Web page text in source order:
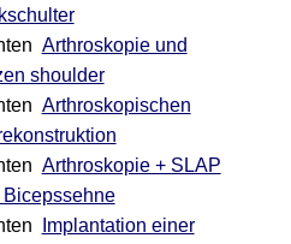
Arthroskopie und
shoulder
Arthroskopischen
Arthroskopie + SLAP
Bicepssehne
Implantation einer